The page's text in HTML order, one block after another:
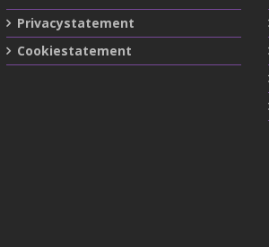
Privacystatement
Cookiestatement